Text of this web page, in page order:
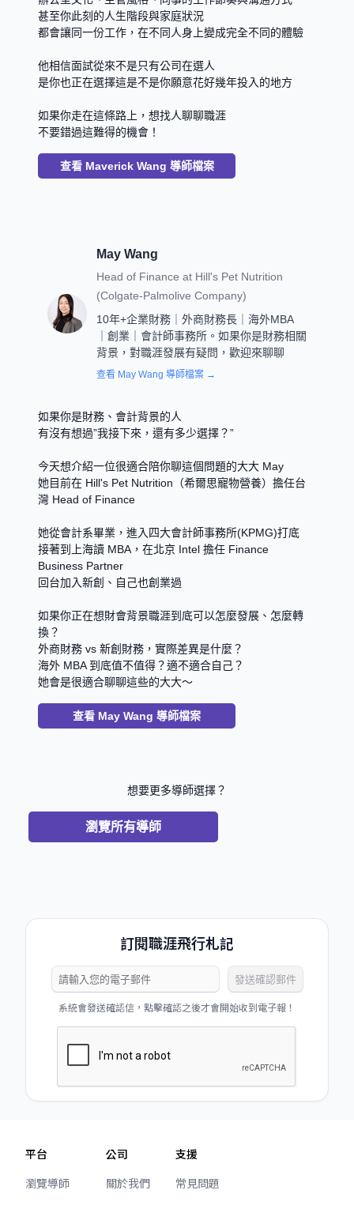
甚至你此刻的人生階段與家庭狀況
都會讓同一份工作，在不同人身上變成完全不同的體驗
他相信面試從來不是只有公司在選人
是你也正在選擇這是不是你願意花好幾年投入的地方
如果你走在這條路上，想找人聊聊職涯
不要錯過這難得的機會！
查看 Maverick Wang 導師檔案
May Wang
Head of Finance at Hill's Pet Nutrition
(Colgate-Palmolive Company)
10年+企業財務｜外商財務長｜海外MBA
｜創業｜會計師事務所。如果你是財務相關
背景，對職涯發展有疑問，歡迎來聊聊
查看 May Wang 導師檔案 →
如果你是財務、會計背景的人
有沒有想過”我接下來，還有多少選擇？”
今天想介紹一位很適合陪你聊這個問題的大大 May
她目前在 Hill's Pet Nutrition（希爾思寵物營養）擔任台
灣 Head of Finance
她從會計系畢業，進入四大會計師事務所(KPMG)打底
接著到上海讀 MBA，在北京 Intel 擔任 Finance
Business Partner
回台加入新創、自己也創業過
如果你正在想財會背景職涯到底可以怎麼發展、怎麼轉
換？
外商財務 vs 新創財務，實際差異是什麼？
海外 MBA 到底值不值得？適不適合自己？
她會是很適合聊聊這些的大大～
查看 May Wang 導師檔案
想要更多導師選擇？
瀏覽所有導師
訂閱職涯飛行札記
發送確認郵件
系統會發送確認信，點擊確認之後才會開始收到電子報！
平台
瀏覽導師
公司
關於我們
支援
常見問題